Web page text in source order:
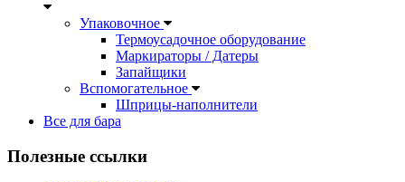
Упаковочное
Термоусадочное оборудование
Маркираторы / Датеры
Запайщики
Вспомогательное
Шприцы-наполнители
Все для бара
Полезные ссылки